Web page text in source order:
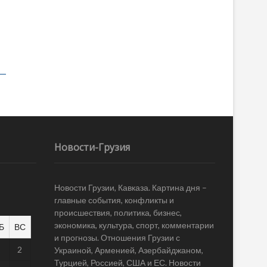
ВС
2
Новости-Грузия
Новости Грузии, Кавказа. Картина дня –
главные события, конфликты и
происшествия, политика, бизнес,
экономика, культура, спорт, комментарии
и прогнозы. Отношения Грузии с
Украиной, Арменией, Азербайджаном,
Турцией, Россией, США и ЕС. Новости